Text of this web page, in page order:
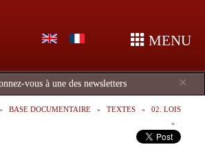
MENU
×
vous à une des newsletters
BASE DOCUMENTAIRE TEXTES 02. LOIS